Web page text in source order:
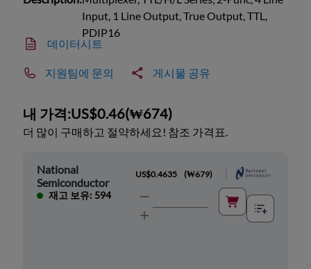
Input, 1 Line Output, True Output, TTL,
PDIP16
데이터시트
지원팀에 문의 게시물 공유
내 가격:US$0.46(₩674)
더 많이 구매하고 절약하세요! 참조 가격표.
National
Semiconductor
재고 보유: 594
US$0.4635 (₩679)